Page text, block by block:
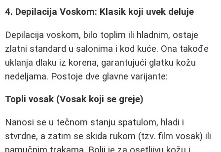
4. Depilacija Voskom: Klasik koji uvek deluje
Depilacija voskom, bilo toplim ili hladnim, ostaje
zlatni standard u salonima i kod kuće. Ona takođe
uklanja dlaku iz korena, garantujući glatku kožu
nedeljama. Postoje dve glavne varijante:
Topli vosak (Vosak koji se greje)
Nanosi se u tečnom stanju spatulom, hladi i
stvrdne, a zatim se skida rukom (tzv. film vosak) ili